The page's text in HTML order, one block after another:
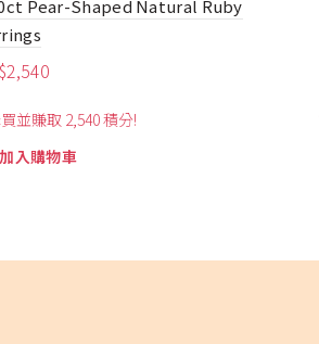
Fashion Ruby Earrings
5,080
加入購物車